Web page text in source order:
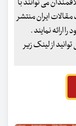
می توانند با
مقالات ایران منتشر
ارائه نمایند .
از لینک زیر